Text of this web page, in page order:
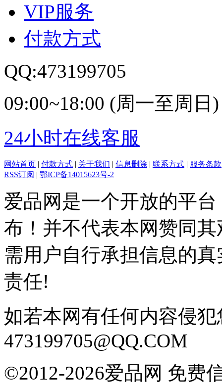
VIP服务
付款方式
QQ:473199705
09:00~18:00 (周一至周日)
24小时在线客服
网站首页 | 付款方式 | 关于我们 | 信息删除 | 联系方式 | 服务条款
RSS订阅 | 鄂ICP备14015623号-2
爱品网是一个开放的平
布！并不代表本网赞同
需用户自行承担信息的
责任!
如若本网有任何内容侵
473199705@QQ.COM
©2012-2026爱品网 免费